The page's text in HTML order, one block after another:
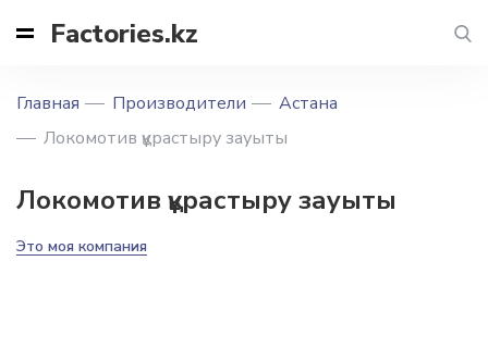
Factories.kz
Главная Производители
Астана
Локомотив құрастыру зауыты
Локомотив құрастыру зауыты
Это моя компания